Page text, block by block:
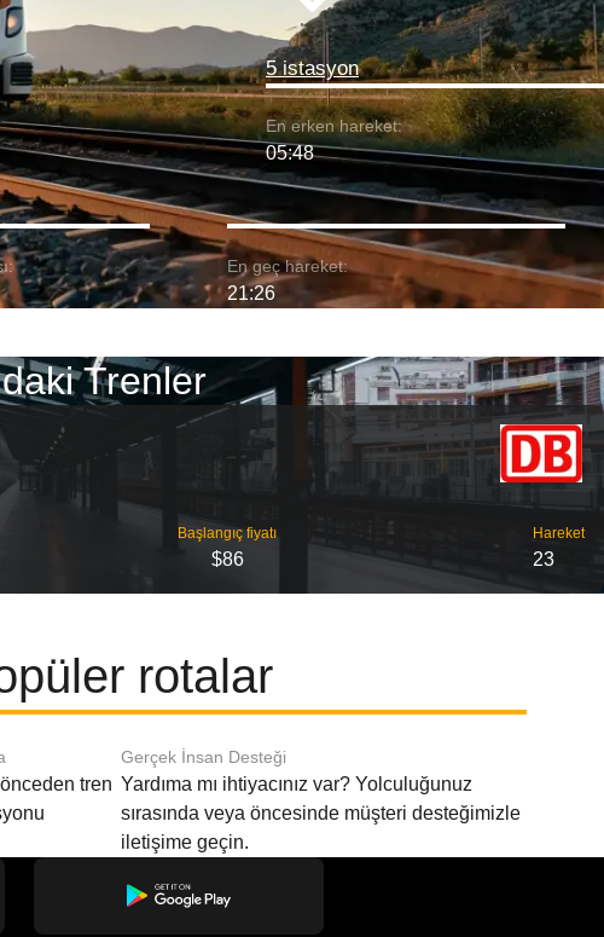
5 istasyon
En erken hareket:
05:48
En geç hareket:
21:26
Trenler
Başlangıç ​​fiyatı
$86
Hareket
23
rotalar
tren
Gerçek İnsan Desteği
Yardıma mı ihtiyacınız var? Yolculuğunuz
sırasında veya öncesinde müşteri desteğimizle
iletişime geçin.